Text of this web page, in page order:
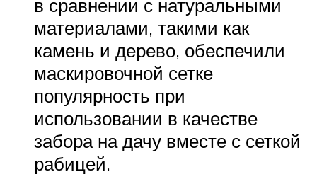
в сравнении с натуральными
материалами, такими как
камень и дерево, обеспечили
маскировочной сетке
популярность при
использовании в качестве
забора на дачу вместе с сеткой
рабицей.